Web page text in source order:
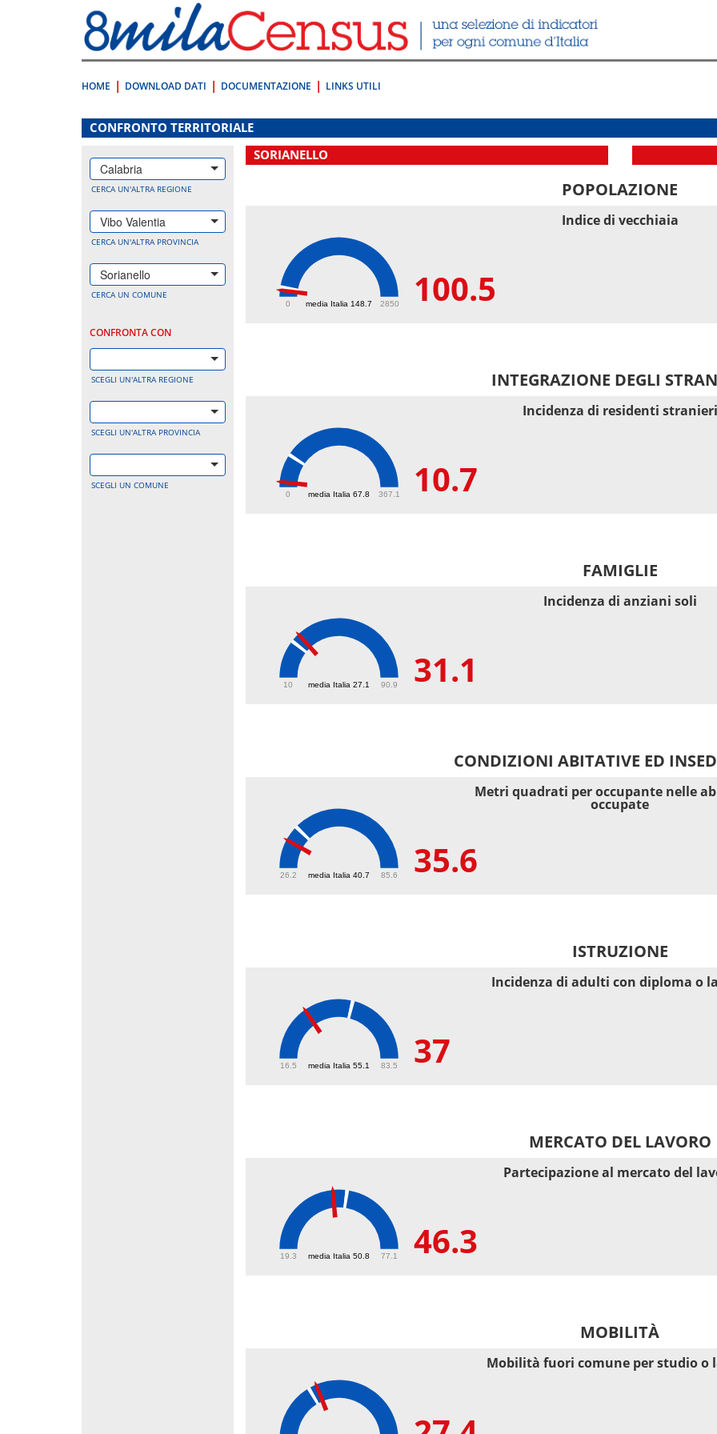
direttamente
a:
Contenuto
HOME DOWNLOAD DATI DOCUMENTAZIONE LINKS UTILI
.
CONFRONTO TERRITORIALE
Calabria
CERCA UN'ALTRA REGIONE
Vibo Valentia
CERCA UN'ALTRA PROVINCIA
Sorianello
CERCA UN COMUNE
CONFRONTA CON
SCEGLI UN'ALTRA REGIONE
SCEGLI UN'ALTRA PROVINCIA
SCEGLI UN COMUNE
SORIANELLO
POPOLAZIONE
media Italia 148.7
0 2850 100.5
Indice di vecchiaia
INTEGRAZIONE DEGLI
media Italia 67.8
0 367.1 10.7
Incidenza di residenti stranieri
FAMIGLIE
media Italia 27.1
10 90.9 31.1
Incidenza di anziani soli
CONDIZIONI ABITATIVE ED
media Italia 40.7
26.2 85.6 35.6
Metri quadrati per occupante nelle
occupate
ISTRUZIONE
media Italia 55.1
16.5 83.5 37
Incidenza di adulti con diploma o
MERCATO DEL LAVORO
media Italia 50.8
19.3 77.1 46.3
Partecipazione al mercato del
MOBILITÀ
Mobilità fuori comune per studio o